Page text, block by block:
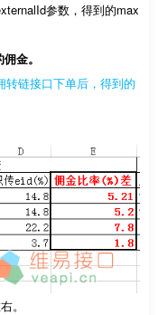
参数，得到的max
金。
转链接口下单后，得到的
。